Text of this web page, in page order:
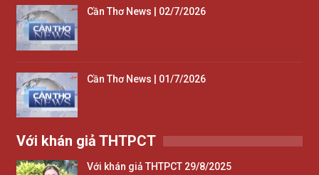
Cần Thơ News | 02/7/2026
Cần Thơ News | 01/7/2026
Với khán giả THTPCT
Với khán giả THTPCT 29/8/2025